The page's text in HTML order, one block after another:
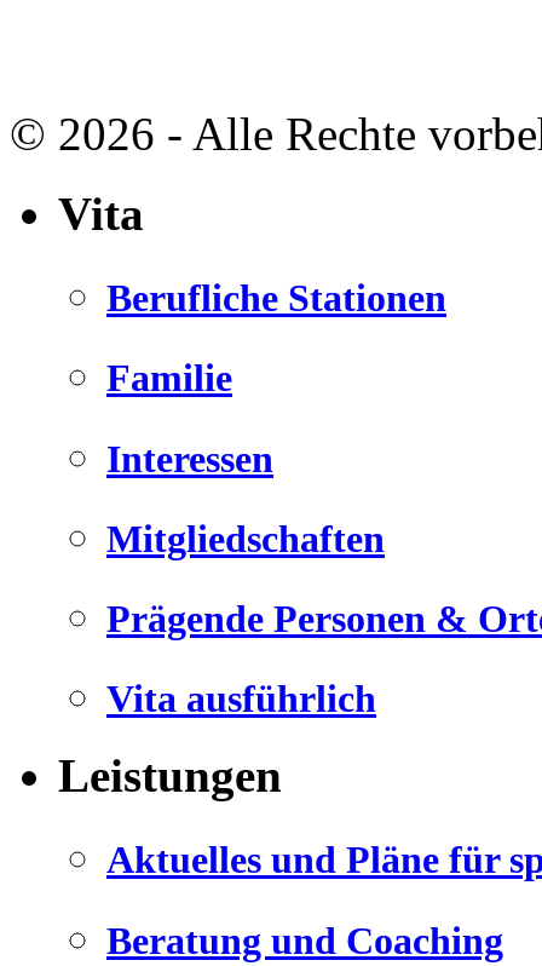
© 2026 - Alle Rechte
Vita
Berufliche Stationen
Familie
Interessen
Mitgliedschaften
Prägende Personen &
Vita ausführlich
Leistungen
Aktuelles und Pläne für
Beratung und Coaching